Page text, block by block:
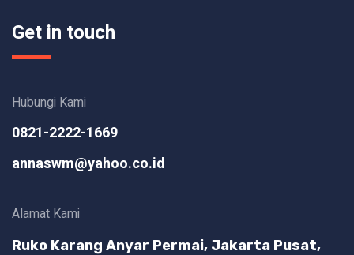
Get in touch
Hubungi Kami
0821-2222-1669
annaswm@yahoo.co.id
Alamat Kami
Ruko Karang Anyar Permai, Jakarta Pusat,